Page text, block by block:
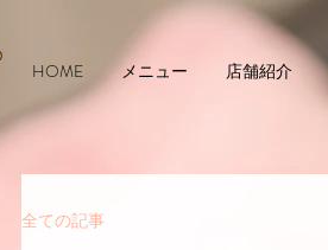
HOME メニュー 店舗紹介
全ての記事